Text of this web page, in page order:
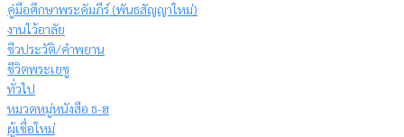
คู่มือศึกษาพระคัมภีร์ (พันธสัญญาใหม่)
งานไว้อาลัย
ชีวประวัติ/คำพยาน
ชีวิตพระเยซู
ทั่วไป
หมวดหมู่หนังสือ ธ-ฮ
ผู้เชื่อใหม่